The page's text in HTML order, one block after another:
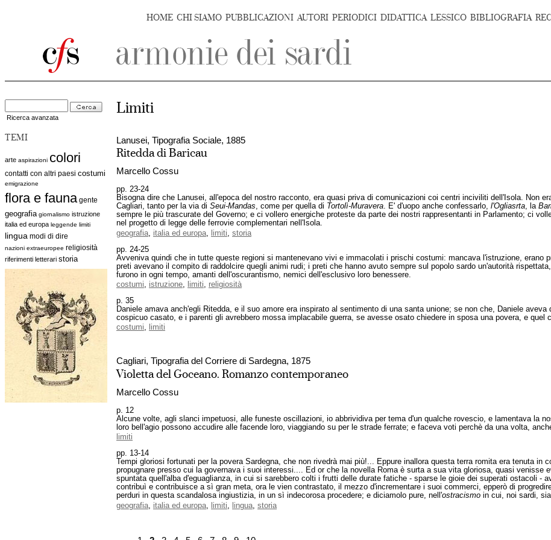
HOME CHI SIAMO PUBBLICAZIONI AUTORI PERIODICI DIDATTICA LESSICO BIBLIOGRAFIA
Ricerca avanzata
TEMI
arte aspirazioni colori
contatti con altri paesi costumi
emigrazione
flora e fauna gente
geografia giornalismo istruzione
italia ed europa leggende limiti
lingua modi di dire
nazioni extraeuropee religiosità
riferimenti letterari storia
Limiti
Lanusei, Tipografia Sociale, 1885
Ritedda di Baricau
Marcello Cossu
pp. 23-24
Bisogna dire che Lanusei, all'epoca del nostro racconto, era quasi priva di comunicazioni coi centri inciviliti dell'Isola. Non
Cagliari, tanto per la via di Seui-Mandas, come per quella di Tortolì-Muravera. E' d'uopo anche confessarlo, l'Ogliasrta, la
sempre le più trascurate del Governo; e ci vollero energiche proteste da parte dei nostri rappresentanti in Parlamento; ci
nel progetto di legge delle ferrovie complementari nell'Isola.
geografia, italia ed europa, limiti, storia
pp. 24-25
Avveniva quindi che in tutte queste regioni si mantenevano vivi e immacolati i prischi costumi: mancava l'istruzione,
preti avevano il compito di raddolcire quegli animi rudi; i preti che hanno avuto sempre sul popolo sardo un'autorità
furono in ogni tempo, amanti dell'oscurantismo, nemici dell'esclusivo loro benessere.
costumi, istruzione, limiti, religiosità
p. 35
Daniele amava anch'egli Ritedda, e il suo amore era inspirato al sentimento di una santa unione; se non che, Daniele
cospicuo casato, e i parenti gli avrebbero mossa implacabile guerra, se avesse osato chiedere in sposa una povera, e
costumi, limiti
Cagliari, Tipografia del Corriere di Sardegna, 1875
Violetta del Goceano. Romanzo contemporaneo
Marcello Cossu
p. 12
Alcune volte, agli slanci impetuosi, alle funeste oscillazioni, io abbrividiva per tema d'un qualche rovescio, e lamentava la
loro bell'agio possono accudire alle facende loro, viaggiando su per le strade ferrate; e faceva voti perchè da una volta,
limiti
pp. 13-14
Tempi gloriosi fortunati per la povera Sardegna, che non rivedrà mai più!... Eppure inallora questa terra romita era tenuta in
propugnare presso cui la governava i suoi interessi.... Ed or che la novella Roma è surta a sua vita gloriosa, quasi
spuntata quell'alba d'eguaglianza, in cui si sarebbero colti i frutti delle durate fatiche - sparse le gioie dei superati ostacoli -
contribuì e contribuisce a sì gran meta, ora le vien contrastato, il mezzo d'incrementare i suoi commerci, epperò di
perduri in questa scandalosa ingiustizia, in un sì indecorosa procedere; e diciamolo pure, nell'ostracismo in cui, noi sardi,
geografia
italia ed europa limiti lingua storia